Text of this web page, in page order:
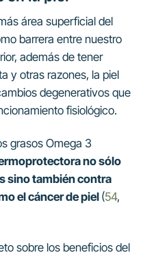
área superficial del
barrera entre nuestro
además de tener
y otras razones, la piel
degenerativos que
fisiológico.
grasos Omega 3
no sólo
sino también contra
el cáncer de piel(54,
sobre los beneficios del